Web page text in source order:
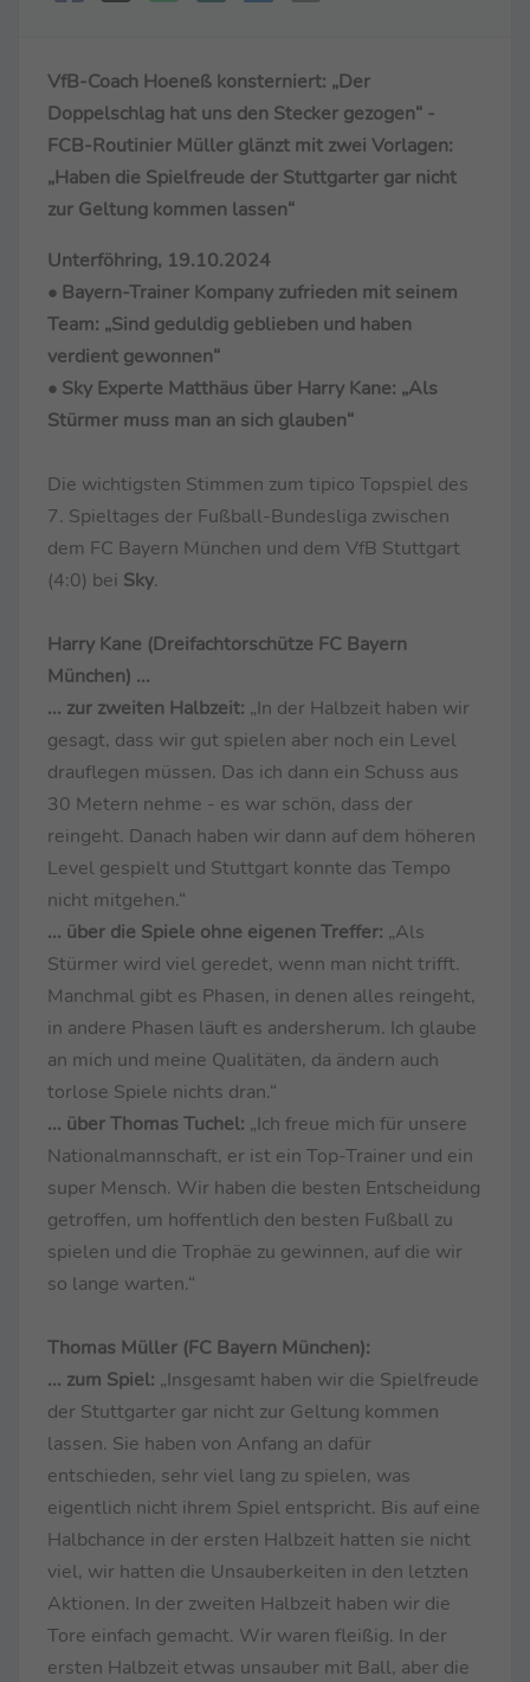
VfB-Coach Hoeneß konsterniert: „Der
Doppelschlag hat uns den Stecker gezogen“ -
FCB-Routinier Müller glänzt mit zwei Vorlagen:
„Haben die Spielfreude der Stuttgarter gar nicht
zur Geltung kommen lassen“
Unterföhring, 19.10.2024
• Bayern-Trainer Kompany zufrieden mit seinem
Team: „Sind geduldig geblieben und haben
verdient gewonnen“
• Sky Experte Matthäus über Harry Kane: „Als
Stürmer muss man an sich glauben“
Die wichtigsten Stimmen zum tipico Topspiel des
7. Spieltages der Fußball-Bundesliga zwischen
dem FC Bayern München und dem VfB Stuttgart
(4:0) bei Sky.
Harry Kane (Dreifachtorschütze FC Bayern
München) ...
... zur zweiten Halbzeit: „In der Halbzeit haben wir
gesagt, dass wir gut spielen aber noch ein Level
drauflegen müssen. Das ich dann ein Schuss aus
30 Metern nehme - es war schön, dass der
reingeht. Danach haben wir dann auf dem höheren
Level gespielt und Stuttgart konnte das Tempo
nicht mitgehen.“
... über die Spiele ohne eigenen Treffer: „Als
Stürmer wird viel geredet, wenn man nicht trifft.
Manchmal gibt es Phasen, in denen alles reingeht,
in andere Phasen läuft es andersherum. Ich glaube
an mich und meine Qualitäten, da ändern auch
torlose Spiele nichts dran.“
... über Thomas Tuchel: „Ich freue mich für unsere
Nationalmannschaft, er ist ein Top-Trainer und ein
super Mensch. Wir haben die besten Entscheidung
getroffen, um hoffentlich den besten Fußball zu
spielen und die Trophäe zu gewinnen, auf die wir
so lange warten.“
Thomas Müller (FC Bayern München):
... zum Spiel: „Insgesamt haben wir die Spielfreude
der Stuttgarter gar nicht zur Geltung kommen
lassen. Sie haben von Anfang an dafür
entschieden, sehr viel lang zu spielen, was
eigentlich nicht ihrem Spiel entspricht. Bis auf eine
Halbchance in der ersten Halbzeit hatten sie nicht
viel, wir hatten die Unsauberkeiten in den letzten
Aktionen. In der zweiten Halbzeit haben wir die
Tore einfach gemacht. Wir waren fleißig. In der
ersten Halbzeit etwas unsauber mit Ball, aber die